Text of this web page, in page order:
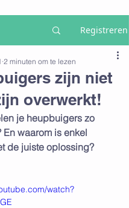
Registreren
zijn niet
overwerkt!
2 minuten om te lezen
je heupbuigers zo
waarom is enkel
de juiste oplossing?
watch?